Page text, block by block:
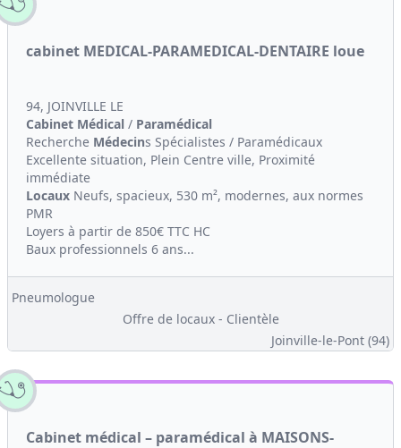
cabinet MEDICAL-PARAMEDICAL-DENTAIRE loue
94, JOINVILLE LE
Cabinet Médical / Paramédical
Recherche Médecins Spécialistes / Paramédicaux
Excellente situation, Plein Centre ville, Proximité
immédiate
Locaux Neufs, spacieux, 530 m², modernes, aux normes
PMR
Loyers à partir de 850€ TTC HC
Baux professionnels 6 ans...
Pneumologue
Offre de locaux - Clientèle
Joinville-le-Pont (94)
Cabinet médical – paramédical à MAISONS-